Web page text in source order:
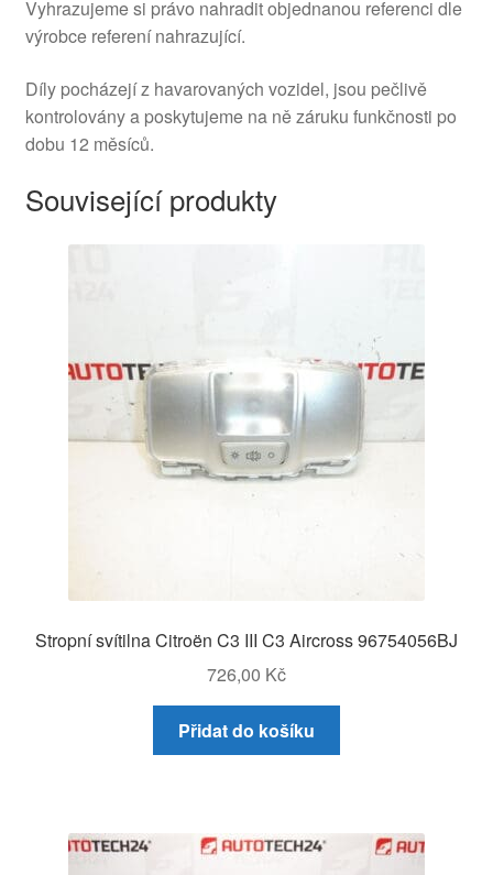
Vyhrazujeme si právo nahradit objednanou referenci dle
výrobce referení nahrazující.
Díly pocházejí z havarovaných vozidel, jsou pečlivě
kontrolovány a poskytujeme na ně záruku funkčnosti po
dobu 12 měsíců.
Související produkty
Stropní svítilna Citroën C3 III C3 Aircross 96754056BJ
726,00 Kč
Přidat do košíku